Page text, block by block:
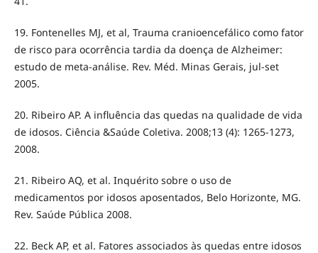
19. Fontenelles MJ, et al, Trauma cranioencefálico como fator
de risco para ocorrência tardia da doença de Alzheimer:
estudo de meta-análise. Rev. Méd. Minas Gerais, jul-set
2005.
20. Ribeiro AP. A influência das quedas na qualidade de vida
de idosos. Ciência &Saúde Coletiva. 2008;13 (4): 1265-1273,
2008.
21. Ribeiro AQ, et al. Inquérito sobre o uso de
medicamentos por idosos aposentados, Belo Horizonte, MG.
Rev. Saúde Pública 2008.
22. Beck AP, et al. Fatores associados às quedas entre idosos